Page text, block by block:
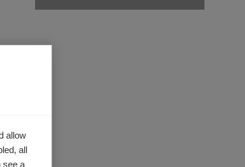
allow
all
see a